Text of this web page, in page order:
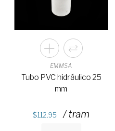
EMMSA
Tubo PVC hidráulico 25
mm
112.95 / tram